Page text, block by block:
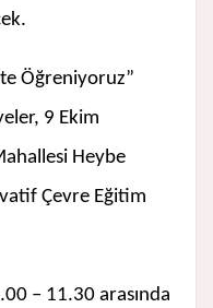
Öğreniyoruz”
9 Ekim
Heybe
Çevre Eğitim
– 11.30 arasında